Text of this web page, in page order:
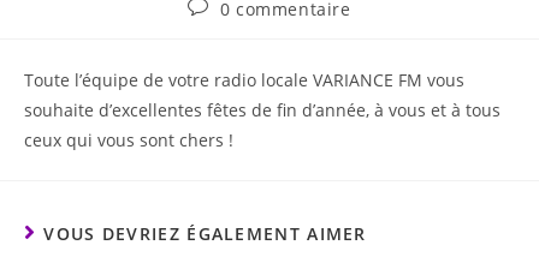
0 commentaire
Toute l’équipe de votre radio locale VARIANCE FM vous
souhaite d’excellentes fêtes de fin d’année, à vous et à tous
ceux qui vous sont chers !
VOUS DEVRIEZ ÉGALEMENT AIMER